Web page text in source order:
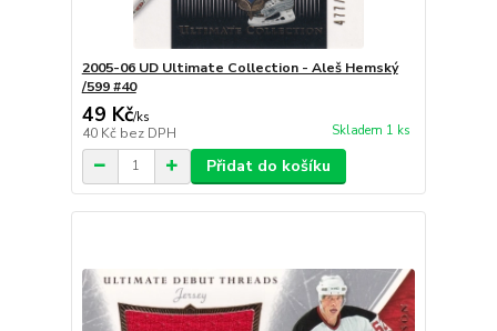
2005-06 UD Ultimate Collection - Aleš Hemský
/599 #40
49 Kč/ks
40 Kč bez DPH Skladem 1 ks
Přidat do košíku